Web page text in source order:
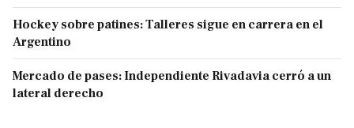
Hockey sobre patines: Talleres sigue en carrera en el
Argentino
Mercado de pases: Independiente Rivadavia cerró a un
lateral derecho